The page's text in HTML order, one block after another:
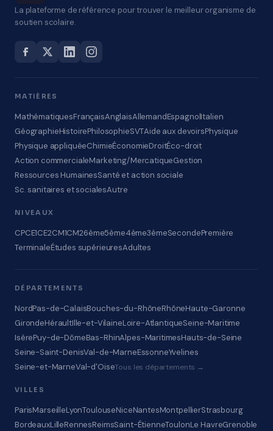
La plateforme de référence pour trouver le meilleur organisme de
soutien scolaire.
MATIÈRES
MathématiquesFrançaisAnglaisAllemandEspagnolItalien
GéographieHistoirePhilosophieSVTAide aux devoirsPhysique
Physique appliquéeChimieÉconomieDroitÉco-droit
Action commercialeMarketing/MercatiqueGestion
Ressources HumainesSanté et action sociale
Sc. sanitaires et socialesAutre
NIVEAUX
CPCE1CE2CM1CM26ème5ème4ème3èmeSecondePremière
TerminaleÉtudes supérieuresAdultes
DÉPARTEMENTS
NordPas-de-CalaisBouches-du-RhôneRhôneHaute-Garonne
GirondeHéraultIlle-et-VilaineLoire-AtlantiqueSeine-Maritime
IsèrePuy-de-DômeBas-RhinAlpes-MaritimesHauts-de-Seine
Seine-Saint-DenisVal-de-MarneEssonneYvelines
Seine-et-MarneVal-d'OiseTous les départements →
VILLES
ParisMarseilleLyonToulouseNiceNantesMontpellierStrasbourg
BordeauxLilleRennesReimsSaint-ÉtienneToulonLe HavreGrenoble